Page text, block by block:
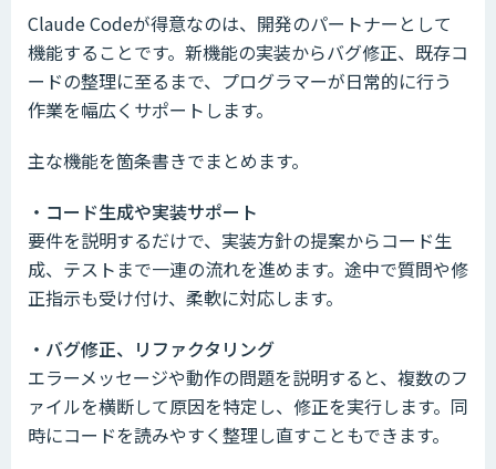
Claude Codeが得意なのは、開発のパートナーとして
機能することです。新機能の実装からバグ修正、既存コ
ードの整理に至るまで、プログラマーが日常的に行う
作業を幅広くサポートします。
主な機能を箇条書きでまとめます。
・コード生成や実装サポート
要件を説明するだけで、実装方針の提案からコード生
成、テストまで一連の流れを進めます。途中で質問や修
正指示も受け付け、柔軟に対応します。
・バグ修正、リファクタリング
エラーメッセージや動作の問題を説明すると、複数のフ
ァイルを横断して原因を特定し、修正を実行します。同
時にコードを読みやすく整理し直すこともできます。